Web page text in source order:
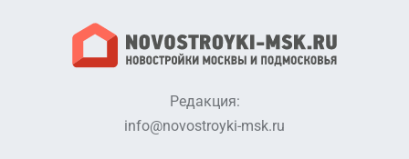
Редакция:
info@novostroyki-msk.ru